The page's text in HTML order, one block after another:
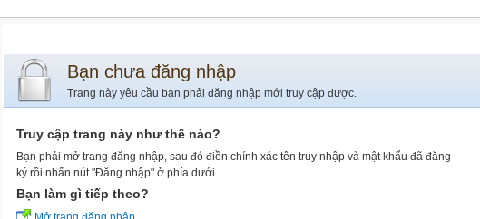
Bạn chưa đăng nhập
Trang này yêu cầu bạn phải đăng nhập mới truy cập được.
Truy cập trang này như thế nào?
Bạn phải mở trang đăng nhập, sau đó điền chính xác tên truy nhập và mật khẩu đã đăng
ký rồi nhấn nút "Đăng nhập" ở phía dưới.
Bạn làm gì tiếp theo?